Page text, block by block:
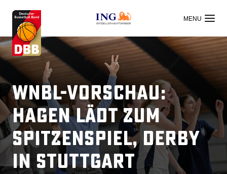
OFFIZIELLER HAUPTSPONSOR
WNBL-Vorschau:
Hagen lädt zum
Spitzenspiel, Derby
in Stuttgart